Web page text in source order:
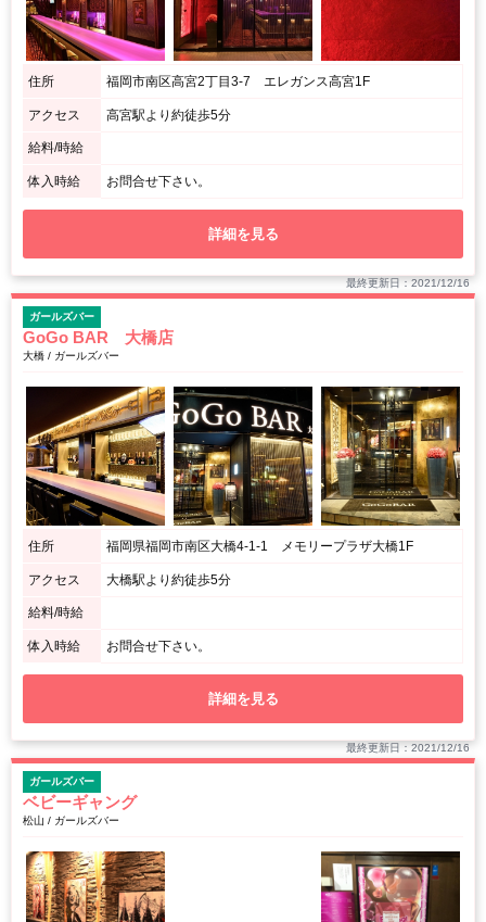
住所 福岡市南区高宮2丁目3-7 エレガンス高宮1F
アクセス 高宮駅より約徒歩5分
給料/時給
体入時給 お問合せ下さい。
詳細を見る
最終更新日：2021/12/16
ガールズバー
GoGo BAR 大橋店
大橋 / ガールズバー
住所 福岡県福岡市南区大橋4-1-1 メモリープラザ大橋1F
アクセス 大橋駅より約徒歩5分
給料/時給
体入時給 お問合せ下さい。
詳細を見る
最終更新日：2021/12/16
ガールズバー
ベビーギャング
松山 / ガールズバー